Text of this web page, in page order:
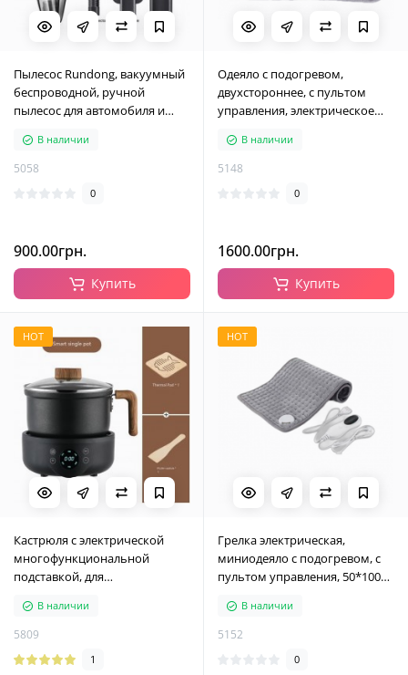
Пылесос Rundong, вакуумный
беспроводной, ручной
пылесос для автомобиля и
В наличии
5058
0
900.00грн.
Купить
Одеяло с подогревом,
двухстороннее, с пультом
управления, электрическое
В наличии
5148
0
1600.00грн.
Купить
HOT
Кастрюля с электрической
многофункциональной
подставкой, для
1800 млВ наличии
5809
1
HOT
Грелка электрическая,
миниодеяло с подогревом, с
пультом управления, 50*100
В наличии
5152
0